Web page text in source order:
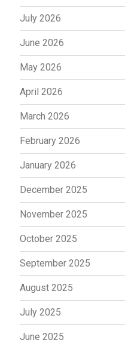
July 2026
June 2026
May 2026
April 2026
March 2026
February 2026
January 2026
December 2025
November 2025
October 2025
September 2025
August 2025
July 2025
June 2025